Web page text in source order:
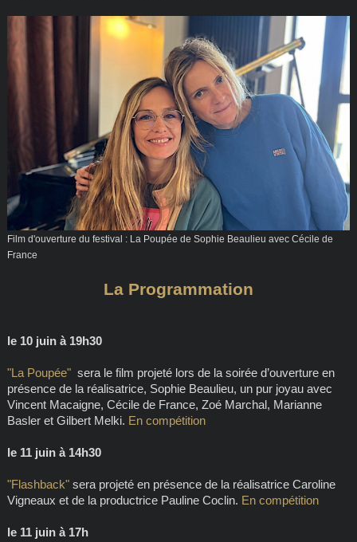
Film d'ouverture du festival : La Poupée de Sophie Beaulieu avec Cécile de
France
La Programmation
le 10 juin à 19h30
"La Poupée"sera le film projeté lors de la soirée d’ouvertureen
présence de la réalisatrice, Sophie Beaulieu, un pur joyau avec
Vincent Macaigne, Cécile de France, Zoé Marchal, Marianne
Basler et Gilbert Melki. En compétition
le 11 juin à 14h30
"Flashback"sera projeté en présence de la réalisatrice Caroline
Vigneaux et de la productrice Pauline Coclin. En compétition
le 11 juin à 17h